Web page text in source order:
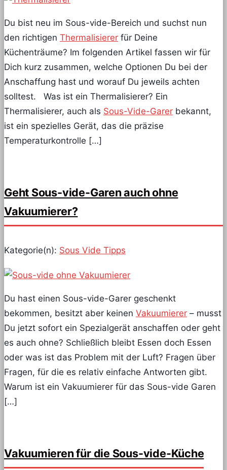
Du bist neu im Sous-vide-Bereich und suchst nun
den richtigen Thermalisierer für Deine
Küchenträume? Im folgenden Artikel fassen wir für
Dich kurz zusammen, welche Optionen Du bei der
Anschaffung hast und worauf Du jeweils achten
solltest. Was ist ein Thermalisierer? Ein
Thermalisierer, auch als Sous-Vide-Garer bekannt,
ist ein spezielles Gerät, das die präzise
Temperaturkontrolle […]
Geht Sous-vide-Garen auch ohne
Vakuumierer?
Kategorie(n): Sous Vide Tipps
Du hast einen Sous-vide-Garer geschenkt
bekommen, besitzt aber keinen Vakuumierer – musst
Du jetzt sofort ein Spezialgerät anschaffen oder geht
es auch ohne? Schließlich bleibt Essen doch Essen
oder was ist das Problem mit der Luft? Fragen über
Fragen, für die es relativ einfache Antworten gibt.
Warum ist ein Vakuumierer für das Sous-vide Garen
[…]
Vakuumieren für die Sous-vide-Küche